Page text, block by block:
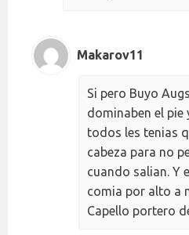
Makarov11
Si pero Buyo
dominaben el pie
todos les tenias
cabeza para no
cuando salian. Y
comia por alto a
Capello portero